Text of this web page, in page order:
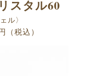
スタル60
ル〉
税込）